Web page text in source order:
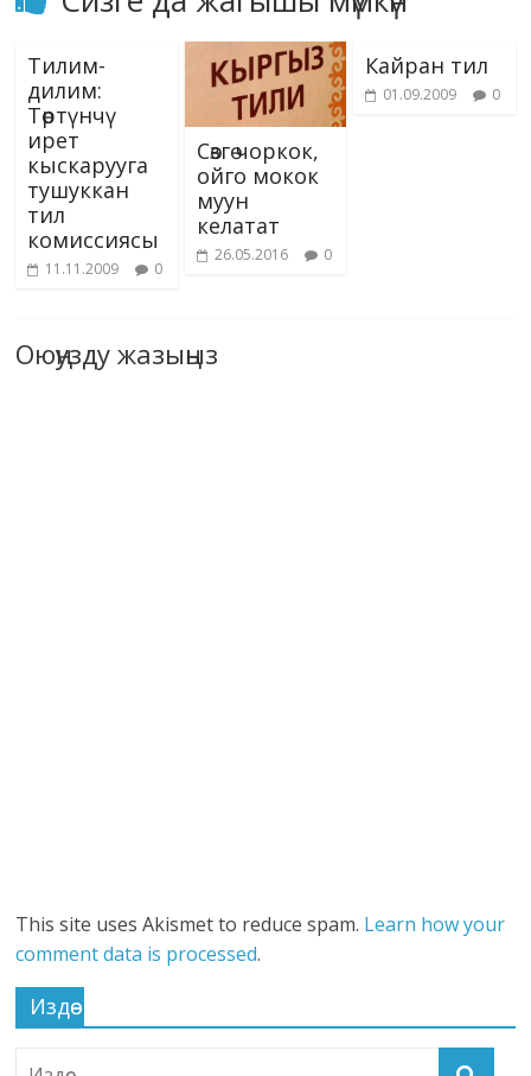
Тилим-
дилим:
Төртүнчү
ирет
кыскарууга
тушуккан
тил
комиссиясы
11.11.2009 0
Сөзгө чоркок,
ойго мокок
муун
келатат
26.05.2016 0
Кайран тил
01.09.2009 0
Оюңузду жазыңыз
This site uses Akismet to reduce spam. Learn how your
comment data is processed.
Издөө